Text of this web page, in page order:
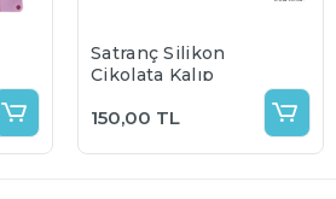
Satranç Silikon
Çikolata Kalıp
150,00 TL